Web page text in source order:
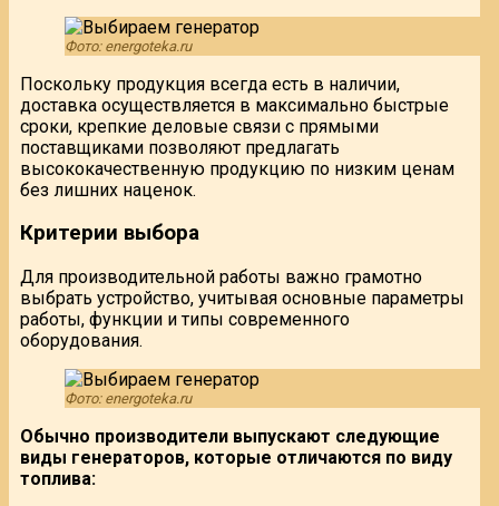
Фото: energoteka.ru
Поскольку продукция всегда есть в наличии,
доставка осуществляется в максимально быстрые
сроки, крепкие деловые связи с прямыми
поставщиками позволяют предлагать
высококачественную продукцию по низким ценам
без лишних наценок.
Критерии выбора
Для производительной работы важно грамотно
выбрать устройство, учитывая основные параметры
работы, функции и типы современного
оборудования.
Фото: energoteka.ru
Обычно производители выпускают следующие
виды генераторов, которые отличаются по виду
топлива: